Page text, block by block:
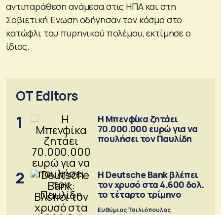
αντιπαράθεση ανάμεσα στις ΗΠΑ και στη
Σοβιετική Ένωση οδήγησαν τον κόσμο στο
κατώφλι του πυρηνικού πολέμου, εκτίμησε ο
ίδιος.
OT Editors
1
Η Μπενφίκα ζητάει
70.000.000 ευρώ για να
πουλήσει τον Παυλίδη
2
Η Deutsche Bank βλέπει
τον χρυσό στα 4.600 δολ.
το τέταρτο τρίμηνο
Ευθύμιος Τσιλιόπουλος